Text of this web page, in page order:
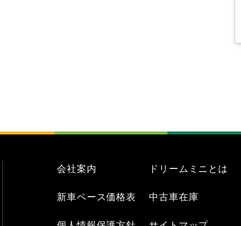
会社案内 ドリームミニとは
新車ベース価格表 中古車在庫